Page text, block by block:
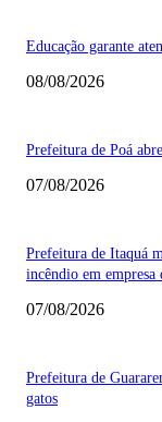
Educação garante
08/08/2026
Prefeitura de Poá
07/08/2026
Prefeitura de Itaquá
incêndio em empresa
07/08/2026
Prefeitura de
gatos